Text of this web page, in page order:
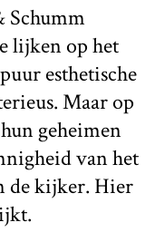
Schumm
lijken op het
esthetische
Maar op
geheimen
van het
de kijker. Hier